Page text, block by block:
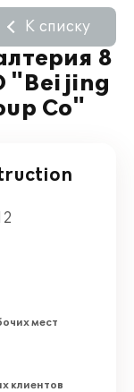
8
"Beijing
Co"
К списку
мест
клиентов